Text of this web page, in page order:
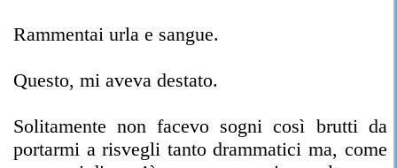
Rammentai urla e sangue.
Questo, mi aveva destato.
Solitamente non facevo sogni così brutti da
portarmi a risvegli tanto drammatici ma, come